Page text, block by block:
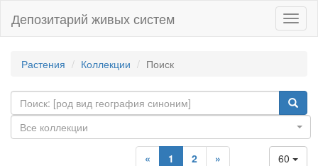
Депозитарий живых систем
Растения Коллекции Поиск
Все коллекции
60
« 1 2 »